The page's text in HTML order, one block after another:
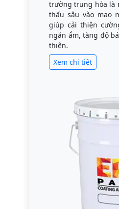
trường trung hòa là
thấu sâu vào mao
giúp cải thiện
ngăn ẩm, tăng độ
thiện.
Xem chi tiết